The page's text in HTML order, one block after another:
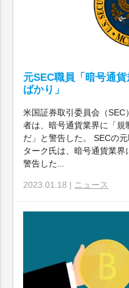
元SEC職員「暗号通
ばかり」
米国証券取引委員会（
者は、暗号通貨業界に「規
だ」と警告した。 SECの
ターク氏は、暗号通貨業
警告した...
2023.01.18 | ニュース